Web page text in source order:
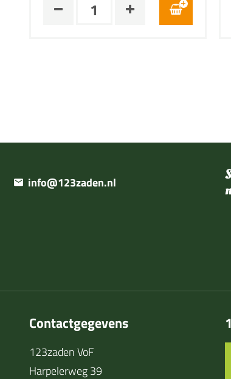
info@123zaden.nl
Contactgegevens
123zaden VoF
Harpelerweg 39